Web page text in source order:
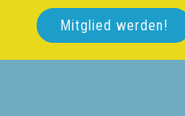
Mitglied werden!